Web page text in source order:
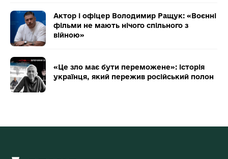
Актор і офіцер Володимир Ращук: «Воєнні
фільми не мають нічого спільного з
війною»
«Це зло має бути переможене»: історія
українця, який пережив російський полон